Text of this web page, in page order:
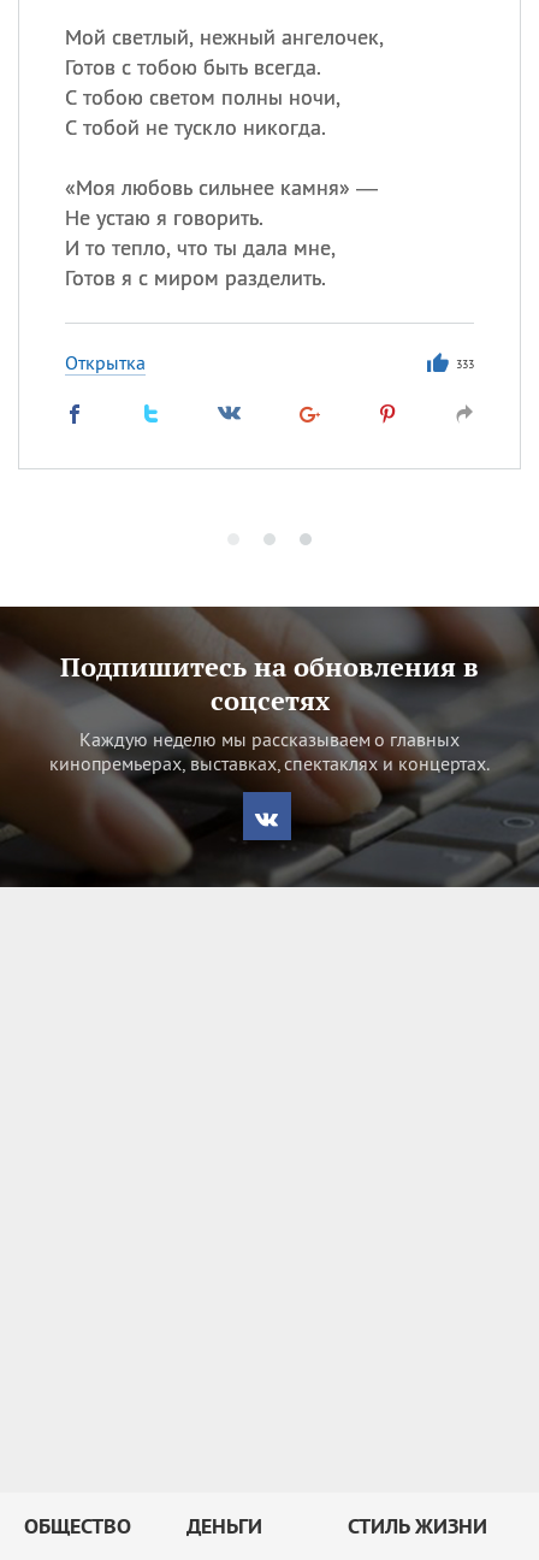
Мой светлый, нежный ангелочек,
Готов с тобою быть всегда.
С тобою светом полны ночи,
С тобой не тускло никогда.
«Моя любовь сильнее камня» —
Не устаю я говорить.
И то тепло, что ты дала мне,
Готов я с миром разделить.
Открытка 333
Подпишитесь на обновления в
соцсетях
Каждую неделю мы рассказываем о главных
кинопремьерах, выставках, спектаклях и концертах.
ОБЩЕСТВО ДЕНЬГИ СТИЛЬ ЖИЗНИ